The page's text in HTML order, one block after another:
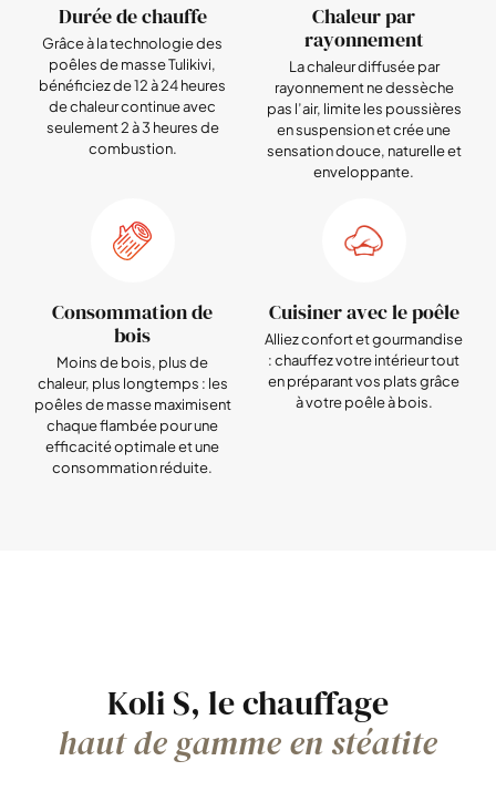
Durée de chauffe
Grâce à la technologie des
poêles de masse Tulikivi,
bénéficiez de 12 à 24 heures
de chaleur continue avec
seulement 2 à 3 heures de
combustion.
Chaleur par
rayonnement
La chaleur diffusée par
rayonnement ne dessèche
pas l’air, limite les poussières
en suspension et crée une
sensation douce, naturelle et
enveloppante.
Consommation de
bois
Moins de bois, plus de
chaleur, plus longtemps : les
poêles de masse maximisent
chaque flambée pour une
efficacité optimale et une
consommation réduite.
Cuisiner avec le poêle
Alliez confort et gourmandise
: chauffez votre intérieur tout
en préparant vos plats grâce
à votre poêle à bois.
Koli S, le chauffage
haut de gamme en stéatite